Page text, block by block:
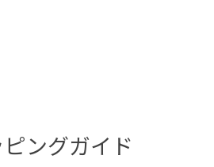
ングガイド